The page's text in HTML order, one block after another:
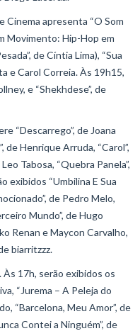
Cinema apresenta “O Som
Movimento: Hip-Hop em
de Cíntia Lima), “Sua
e Carol Correia. Às 19h15,
e “Shekhdese”, de
“Descarrego”, de Joana
de Henrique Arruda, “Carol”,
Tabosa, “Quebra Panela”,
exibidos “Umbilina E Sua
de Pedro Melo,
Mundo”, de Hugo
Renan e Maycon Carvalho,
biarritzzz.
17h, serão exibidos os
“Jurema – A Peleja do
“Barcelona, Meu Amor”, de
Contei a Ninguém”, de